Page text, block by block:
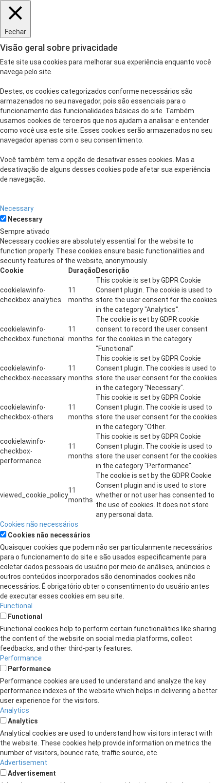
Fechar
Visão geral sobre privacidade
Este site usa cookies para melhorar sua experiência enquanto você
navega pelo site.
Destes, os cookies categorizados conforme necessários são
armazenados no seu navegador, pois são essenciais para o
funcionamento das funcionalidades básicas do site. Também
usamos cookies de terceiros que nos ajudam a analisar e entender
como você usa este site. Esses cookies serão armazenados no seu
navegador apenas com o seu consentimento.
Você também tem a opção de desativar esses cookies. Mas a
desativação de alguns desses cookies pode afetar sua experiência
de navegação.
Necessary
Necessary
Sempre ativado
Necessary cookies are absolutely essential for the website to
function properly. These cookies ensure basic functionalities and
security features of the website, anonymously.
Cookie
Duração Descrição
cookielawinfo-
checkbox-analytics
11
months
This cookie is set by GDPR Cookie
Consent plugin. The cookie is used to
store the user consent for the cookies
in the category "Analytics".
cookielawinfo-
checkbox-functional
11
months
The cookie is set by GDPR cookie
consent to record the user consent
for the cookies in the category
"Functional".
cookielawinfo-
checkbox-necessary
11
months
This cookie is set by GDPR Cookie
Consent plugin. The cookies is used to
store the user consent for the cookies
in the category "Necessary".
cookielawinfo-
checkbox-others
11
months
This cookie is set by GDPR Cookie
Consent plugin. The cookie is used to
store the user consent for the cookies
in the category "Other.
cookielawinfo-
checkbox-
performance
11
months
This cookie is set by GDPR Cookie
Consent plugin. The cookie is used to
store the user consent for the cookies
in the category "Performance".
viewed_cookie_policy
11
months
The cookie is set by the GDPR Cookie
Consent plugin and is used to store
whether or not user has consented to
the use of cookies. It does not store
any personal data.
Cookies não necessários
Cookies não necessários
Quaisquer cookies que podem não ser particularmente necessários
para o funcionamento do site e são usados ​​especificamente para
coletar dados pessoais do usuário por meio de análises, anúncios e
outros conteúdos incorporados são denominados cookies não
necessários. É obrigatório obter o consentimento do usuário antes
de executar esses cookies em seu site.
Functional
Functional
Functional cookies help to perform certain functionalities like sharing
the content of the website on social media platforms, collect
feedbacks, and other third-party features.
Performance
Performance
Performance cookies are used to understand and analyze the key
performance indexes of the website which helps in delivering a better
user experience for the visitors.
Analytics
Analytics
Analytical cookies are used to understand how visitors interact with
the website. These cookies help provide information on metrics the
number of visitors, bounce rate, traffic source, etc.
Advertisement
Advertisement